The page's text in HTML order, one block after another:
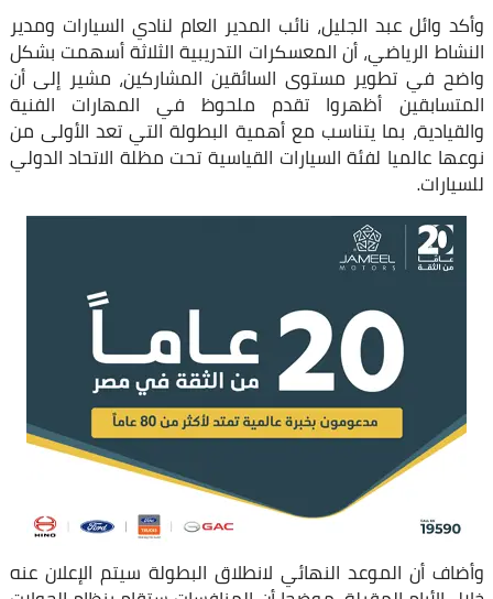
وأكد وائل عبد الجليل، نائب المدير العام لنادي السيارات ومدير
النشاط الرياضي، ‏أن المعسكرات التدريبية الثلاثة أسهمت بشكل
واضح في تطوير مستوى السائقين ‏المشاركين، مشير إلى أن
المتسابقين أظهروا تقدم ملحوظ في المهارات الفنية
‏والقيادية، بما يتناسب مع أهمية البطولة التي تعد الأولى من
نوعها عالميا لفئة ‏السيارات القياسية تحت مظلة الاتحاد الدولي
للسيارات.‏
وأضاف أن الموعد النهائي لانطلاق البطولة سيتم الإعلان عنه